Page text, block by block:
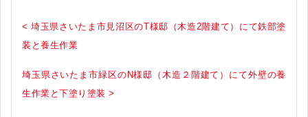
< 埼玉県さいたま市見沼区のT様邸（木造2階建て）にて鉄部塗
装と養生作業
埼玉県さいたま市緑区のN様邸（木造２階建て）にて外壁の養
生作業と下塗り塗装 >